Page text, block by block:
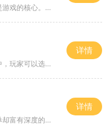
在传奇世界中，角色扮演的元素是游戏的核心。玩家可以选择战士、法师、道士等职业，每个职业都有独特的技能和属性。战士以其强大的近战攻击和防御能力著称，而法师则擅长使用魔法进行远程攻击，道士则在支持和治疗方面表现出色。这些职业的选择决定了玩家在游
角色扮演与职业选择在传奇世界中，玩家可以选择不同的职业进行角色扮演，主要包括战士、法师和道士。每个职业都有独特的技能与属性，战士以高攻击和防御见长，适合近战作战；法师则擅长魔法攻击，拥有强大的范围技能，适合群体战斗；道士则是一个辅助职业，能
详情
传奇游戏自诞生以来，就以其简单却富有深度的玩法吸引了无数玩家。在3975游戏官网复古传奇世界中，玩家将再次踏入一个充满挑战和冒险的奇幻世界。游戏不仅继承了传奇的经典元素，还在此基础上进行了全新优化，使得玩家能够体验到更加丰富的游戏内容和更为
详情